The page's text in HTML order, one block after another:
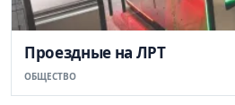
Проездные на ЛРТ
ОБЩЕСТВО